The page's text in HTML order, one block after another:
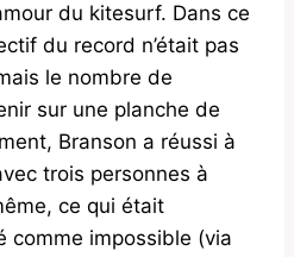
du kitesurf. Dans ce
du record n’était pas
le nombre de
sur une planche de
Branson a réussi à
trois personnes à
ce qui était
comme impossible (via